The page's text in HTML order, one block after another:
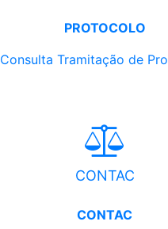
PROTOCOLO
Consulta Tramitação de
CONTAC
CONTAC